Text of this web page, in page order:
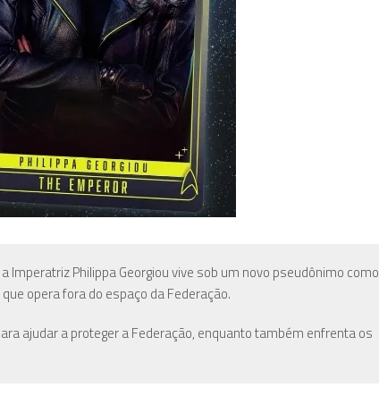
Imperatriz Philippa Georgiou vive sob um novo pseudônimo como
opera fora do espaço da Federação.
ajudar a proteger a Federação, enquanto também enfrenta os